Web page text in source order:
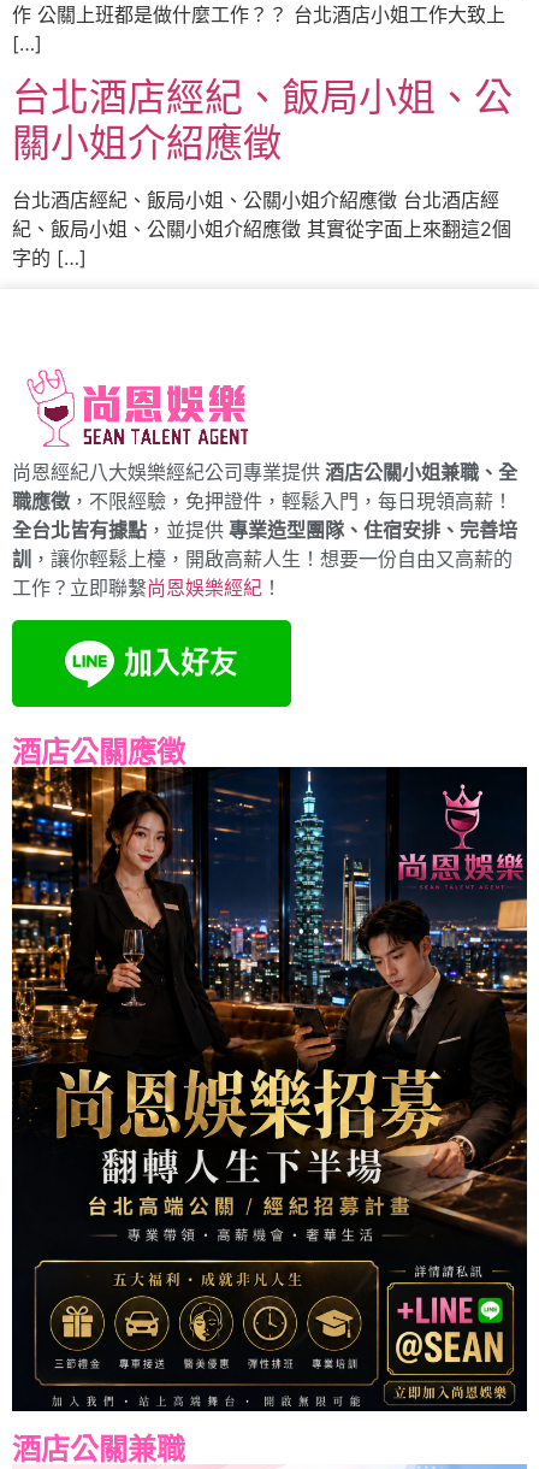
作 公關上班都是做什麼工作？？ 台北酒店小姐工作大致上
[…]
台北酒店經紀、飯局小姐、公
關小姐介紹應徵
台北酒店經紀、飯局小姐、公關小姐介紹應徵 台北酒店經
紀、飯局小姐、公關小姐介紹應徵 其實從字面上來翻這2個
字的 […]
尚恩經紀八大娛樂經紀公司專業提供 酒店公關小姐兼職、全
職應徵 ，不限經驗，免押證件，輕鬆入門，每日現領高薪！
全台北皆有據點 ，並提供 專業造型團隊、住宿安排、完善培
訓
，讓你輕鬆上檯，開啟高薪人生！想要一份自由又高薪的
工作？立即聯繫尚恩娛樂經紀 ！
酒店公關應徵
酒店公關兼職